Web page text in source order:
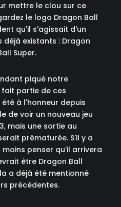
mettre le clou sur ce
le logo Dragon Ball
qu'il s'agissait d'un
existants : Dragon
Super.
piqué notre
partie de ces
à l'honneur depuis
de voir un nouveau jeu
mais une sortie au
prématurée. S'il y a
penser qu'il arrivera
être Dragon Ball
a déjà été mentionné
précédentes.